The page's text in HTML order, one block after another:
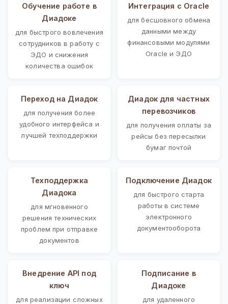
Обучение работе в
Диадоке
для быстрого вовлечения
сотрудников в работу с
ЭДО и снижения
количества ошибок
Интеграция с Oracle
для бесшовного обмена
данными между
финансовыми модулями
Oracle и ЭДО
Переход на Диадок
для получения более
удобного интерфейса и
лучшей техподдержки
Диадок для частных
перевозчиков
для получения оплаты за
рейсы без пересылки
бумаг почтой
Техподдержка
Диадока
для мгновенного
решения технических
проблем при отправке
документов
Подключение Диадок
для быстрого старта
работы в системе
электронного
документооборота
Внедрение API под
ключ
для реализации сложных
Подписание в
Диадоке
для удаленного